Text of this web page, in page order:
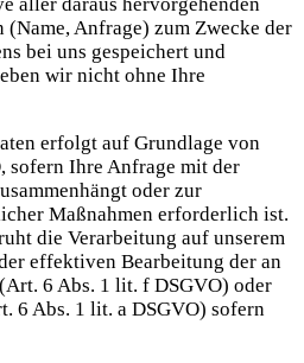
(Name, Anfrage) zum Zwecke der
bei uns gespeichert und
wir nicht ohne Ihre
erfolgt auf Grundlage von
sofern Ihre Anfrage mit der
oder zur
Maßnahmen erforderlich ist.
die Verarbeitung auf unserem
effektiven Bearbeitung der an
6 Abs. 1 lit. f DSGVO) oder
6 Abs. 1 lit. a DSGVO) sofern